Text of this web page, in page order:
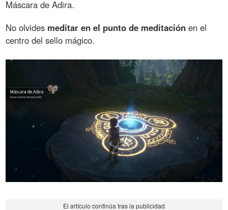
Máscara de Adira.
No olvides meditar en el punto de meditación en el
centro del sello mágico.